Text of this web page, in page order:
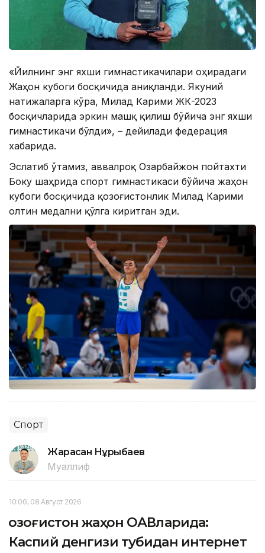
«Йилнинг энг яхши гимнастикачилари Қоҳирадаги
Жаҳон кубоги босқичида аниқланди. Якуний
натижаларга кўра, Милад Карими ЖК-2023
босқичларида эркин машқ қилиш бўйича энг яхши
гимнастикачи бўлди», – дейилади федерация
хабарида.
Эслатиб ўтамиз, аввалроқ Озарбайжон пойтахти
Боку шаҳрида спорт гимнастикаси бўйича жаҳон
кубоги босқичида қозоғистонлик Милад Карими
олтин медални қўлга киритган эди.
Спорт
Жарасқан Нұрыбаев
Муаллиф
10:00, 08 Август 2026
Қозоғистон жаҳон ОАВларида:
Каспий денгизи тубидан интернет